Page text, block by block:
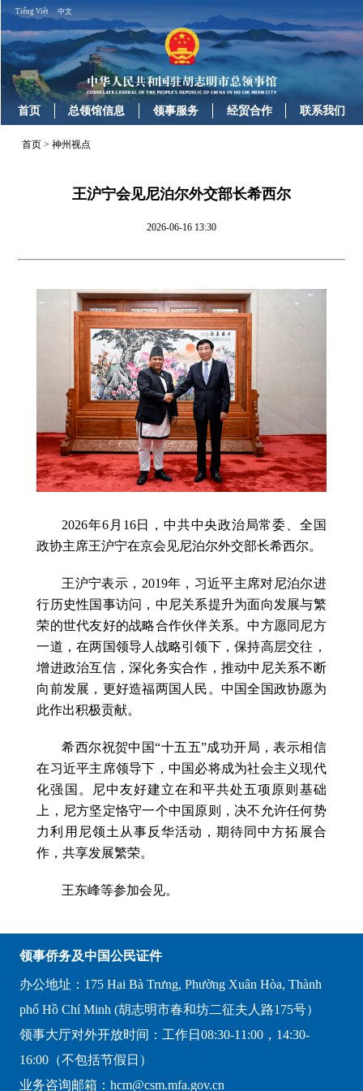
Tiếng Việt 中文
首页 总领馆信息 领事服务 经贸合作 联系我们
首页 >神州视点
王沪宁会见尼泊尔外交部长希西尔
2026-06-16 13:30
2026年6月16日，中共中央政治局常委、全国
政协主席王沪宁在京会见尼泊尔外交部长希西尔。
王沪宁表示，2019年，习近平主席对尼泊尔进
行历史性国事访问，中尼关系提升为面向发展与繁
荣的世代友好的战略合作伙伴关系。中方愿同尼方
一道，在两国领导人战略引领下，保持高层交往，
增进政治互信，深化务实合作，推动中尼关系不断
向前发展，更好造福两国人民。中国全国政协愿为
此作出积极贡献。
希西尔祝贺中国“十五五”成功开局，表示相信
在习近平主席领导下，中国必将成为社会主义现代
化强国。尼中友好建立在和平共处五项原则基础
上，尼方坚定恪守一个中国原则，决不允许任何势
力利用尼领土从事反华活动，期待同中方拓展合
作，共享发展繁荣。
王东峰等参加会见。
领事侨务及中国公民证件
办公地址：175 Hai Bà Trưng, Phường Xuân Hòa, Thành
phố Hồ Chí Minh (胡志明市春和坊二征夫人路175号）
领事大厅对外开放时间：工作日08:30-11:00，14:30-
16:00（不包括节假日）
业务咨询邮箱：hcm@csm.mfa.gov.cn